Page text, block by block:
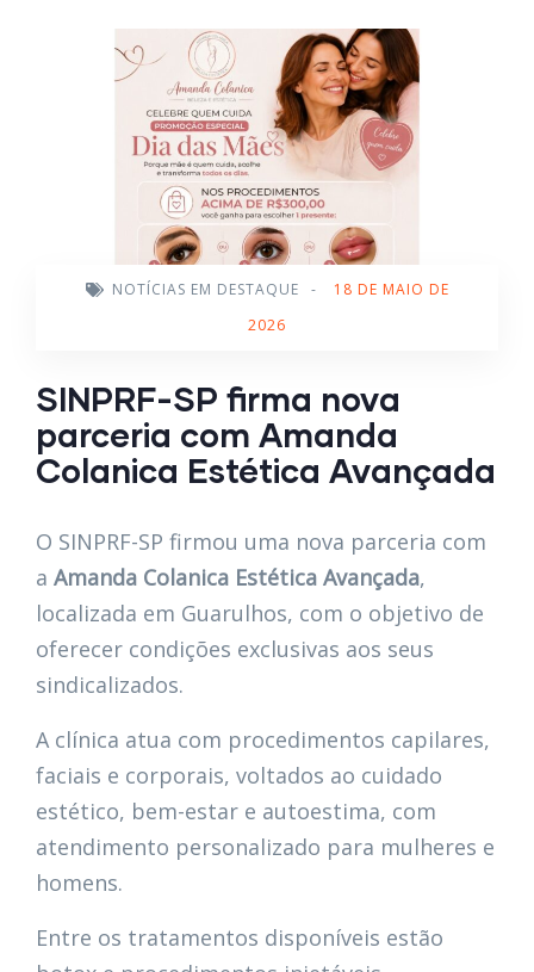
NOTÍCIAS EM DESTAQUE -
18 DE MAIO DE
2026
SINPRF-SP firma nova
parceria com Amanda
Colanica Estética Avançada
O SINPRF-SP firmou uma nova parceria com
a Amanda Colanica Estética Avançada,
localizada em Guarulhos, com o objetivo de
oferecer condições exclusivas aos seus
sindicalizados.
A clínica atua com procedimentos capilares,
faciais e corporais, voltados ao cuidado
estético, bem-estar e autoestima, com
atendimento personalizado para mulheres e
homens.
Entre os tratamentos disponíveis estão